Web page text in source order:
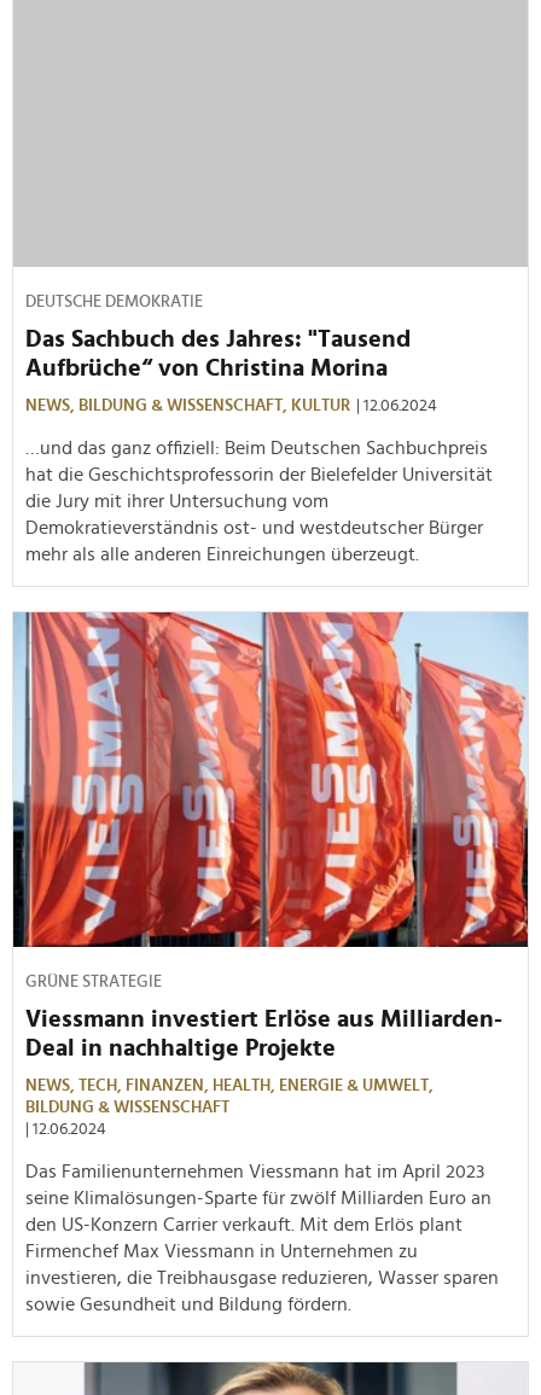
DEUTSCHE DEMOKRATIE
Das Sachbuch des Jahres: "Tausend
Aufbrüche“ von Christina Morina
NEWS, BILDUNG & WISSENSCHAFT, KULTUR | 12.06.2024
…und das ganz offiziell: Beim Deutschen Sachbuchpreis
hat die Geschichtsprofessorin der Bielefelder Universität
die Jury mit ihrer Untersuchung vom
Demokratieverständnis ost- und westdeutscher Bürger
mehr als alle anderen Einreichungen überzeugt.
GRÜNE STRATEGIE
Viessmann investiert Erlöse aus Milliarden-
Deal in nachhaltige Projekte
NEWS, TECH, FINANZEN, HEALTH,
ENERGIE & UMWELT,
BILDUNG & WISSENSCHAFT
| 12.06.2024
Das Familienunternehmen Viessmann hat im April 2023
seine Klimalösungen-Sparte für zwölf Milliarden Euro an
den US-Konzern Carrier verkauft. Mit dem Erlös plant
Firmenchef Max Viessmann in Unternehmen zu
investieren, die Treibhausgase reduzieren, Wasser sparen
sowie Gesundheit und Bildung fördern.